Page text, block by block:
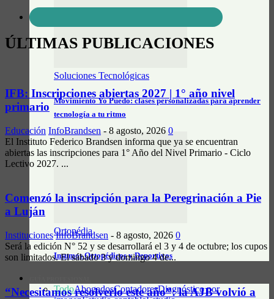
Soluciones Tecnológicas
Movimiento Yo Puedo: clases personalizadas para aprender
tecnología a tu ritmo
Ortopédia
Insumos Ortopédicos y Deportivos
TodoAbogadosContadoresDiagnóstico por
ÚLTIMAS PUBLICACIONES
IFB: Inscripciones abiertas 2027 | 1° año nivel
primario
Educación InfoBrandsen - 8 agosto, 2026 0
El Instituto Federico Brandsen informa que ya se encuentran
abiertas las inscripciones para 1° Año del Nivel Primario - Ciclo
Lectivo 2027. ...
Comenzó la inscripción para la Peregrinación a Pie
a Luján
Instituciones InfoBrandsen - 8 agosto, 2026 0
Será la edición N° 52 y se desarrollará el 3 y 4 de octubre; los cupos
son limitados. El sábado 3 y domingo 4 de...
“Necesitamos resolverlo este año”: la AJB volvió a